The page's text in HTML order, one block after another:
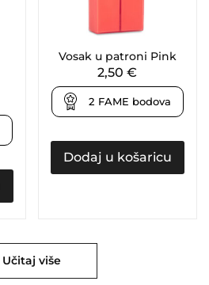
Vosak u patroni Pink
2,50€
2 FAME bodova
Dodaj u košaricu
Učitaj više